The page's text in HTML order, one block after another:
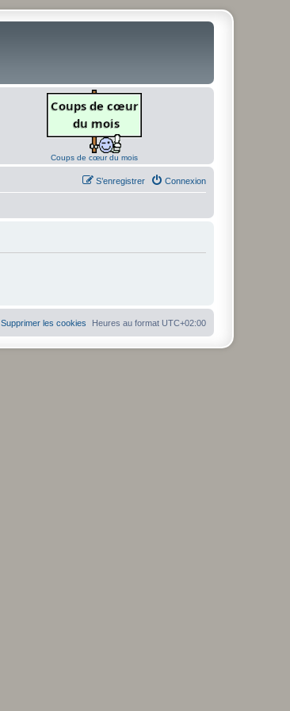
Coups de cœur du mois
Connexion
S’enregistrer
Heures au format UTC+02:00
Supprimer les cookies